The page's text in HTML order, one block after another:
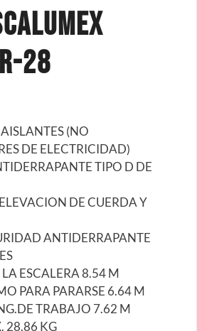
28
(NO
DE ELECTRICIDAD)
TIPO D DE
DE CUERDA Y
ANTIDERRAPANTE
ESCALERA 8.54 M
PARA PARARSE 6.64 M
TRABAJO 7.62 M
28.86 KG